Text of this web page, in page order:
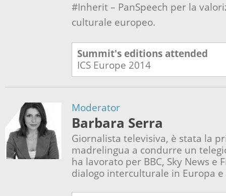
#Inherit – PanSpeech per la
culturale europeo.
Summit's editions attended
ICS Europe 2014
Moderator
Barbara Serra
Giornalista televisiva, è stata la
madrelingua a condurre un
ha lavorato per BBC, Sky News e
dialogo interculturale in Europa